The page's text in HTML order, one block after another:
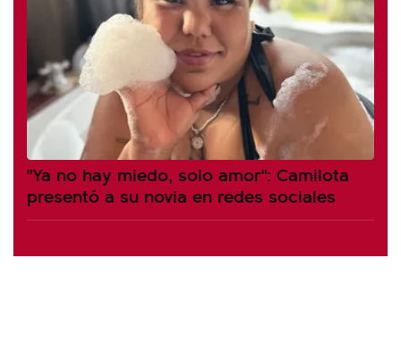
"Ya no hay miedo, solo amor": Camilota
presentó a su novia en redes sociales